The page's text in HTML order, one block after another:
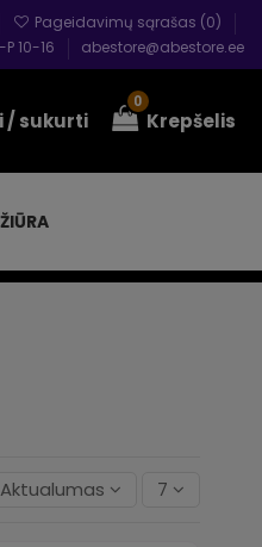
Pageidavimų sąrašas (0)
10-16
abestore@abestore.ee
/ sukurti
0
Krepšelis
Aktualumas 7